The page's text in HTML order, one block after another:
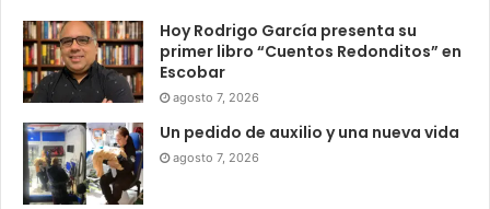
Hoy Rodrigo García presenta su
primer libro “Cuentos Redonditos” en
Escobar
agosto 7, 2026
Un pedido de auxilio y una nueva vida
agosto 7, 2026